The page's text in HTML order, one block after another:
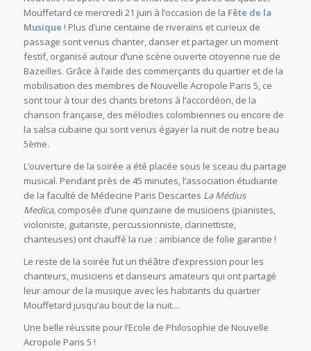
Mouffetard ce mercredi 21 juin à l’occasion de la Fête de la
Musique ! Plus d’une centaine de riverains et curieux de
passage sont venus chanter, danser et partager un moment
festif, organisé autour d’une scène ouverte citoyenne rue de
Bazeilles. Grâce à l’aide des commerçants du quartier et de la
mobilisation des membres de Nouvelle Acropole Paris 5, ce
sont tour à tour des chants bretons à l’accordéon, de la
chanson française, des mélodies colombiennes ou encore de
la salsa cubaine qui sont venus égayer la nuit de notre beau
5ème.
L’ouverture de la soirée a été placée sous le sceau du partage
musical. Pendant près de 45 minutes, l’association étudiante
de la faculté de Médecine Paris Descartes La Médius
Medica,composée d’une quinzaine de musiciens (pianistes,
violoniste, guitariste, percussionniste, clarinettiste,
chanteuses) ont chauffé la rue : ambiance de folie garantie !
Le reste de la soirée fut un théâtre d’expression pour les
chanteurs, musiciens et danseurs amateurs qui ont partagé
leur amour de la musique avec les habitants du quartier
Mouffetard jusqu’au bout de la nuit…
Une belle réussite pour l’Ecole de Philosophie de Nouvelle
Acropole Paris 5 !